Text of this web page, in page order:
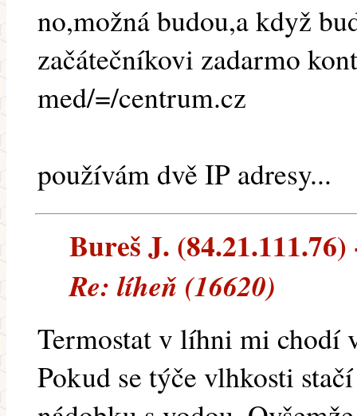
no,možná budou,a když
začátečníkovi zadarmo
med/=/centrum.cz
používám dvě IP adresy...
Bureš J.
Re: líheň (16620)
Termostat v líhni mi chodí
Pokud se týče vlhkosti